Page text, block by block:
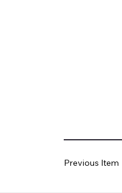
Previous Item